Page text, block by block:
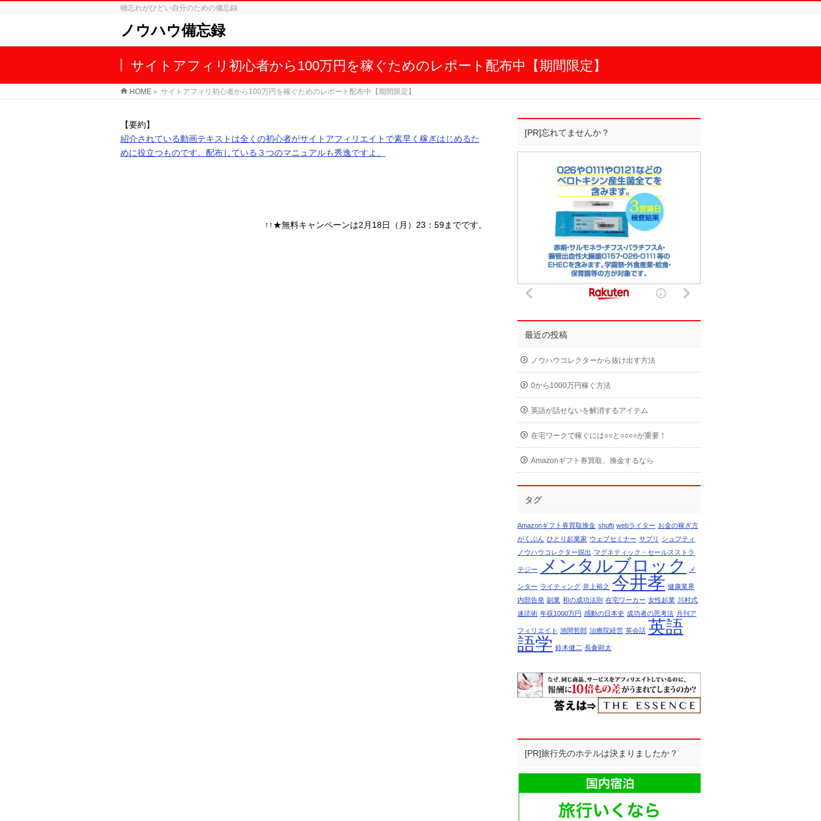
物忘れがひどい自分のための備忘録
ノウハウ備忘録
サイトアフィリ初心者から100万円を稼ぐためのレポート配布中【期間限定】
HOME » サイトアフィリ初心者から100万円を稼ぐためのレポート配布中【期間限定】
【要約】
紹介されている動画テキストは全くの初心者がサイトアフィリエイトで素早く稼ぎはじめるた
めに役立つものです。配布している３つのマニュアルも秀逸ですよ。
↑↑★無料キャンペーンは2月18日（月）23：59までです。
[PR]忘れてませんか？
最近の投稿
ノウハウコレクターから抜け出す方法
0から1000万円稼ぐ方法
英語が話せないを解消するアイテム
在宅ワークで稼ぐには○○と○○○○が重要！
Amazonギフト券買取、換金するなら
タグ
Amazonギフト券買取換金 shufti webライター お金の稼ぎ方
がくぶん ひとり起業家 ウェブセミナー サプリ
シュフティ
ノウハウコレクター脱出 マグネティック・セールスストラ
テジー メンタルブロック メ
ンター ライティング 井上裕之 今井孝 健康業界
内部告発 副業 和の成功法則 在宅ワーカー 女性起業 川村式
速読術 年収1000万円 感動の日本史 成功者の思考法 月刊ア
フィリエイト 池間哲郎 治療院経営 英会話 英語
語学 鈴木健二 長倉顕太
[PR]旅行先のホテルは決まりましたか？